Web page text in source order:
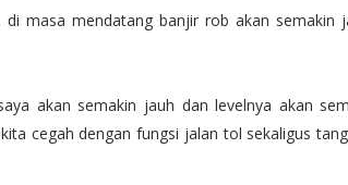
di masa mendatang banjir rob akan semakin
akan semakin jauh dan levelnya akan
cegah dengan fungsi jalan tol sekaligus